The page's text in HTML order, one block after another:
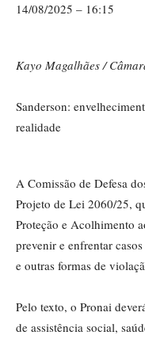
14/08/2025 – 16:15
Kayo Magalhães /
Sanderson:
realidade
A Comissão de Defesa
Projeto de Lei 2060/25,
Proteção e Acolhimento
prevenir e enfrentar
e outras formas de
Pelo texto, o Pronai
de assistência social,